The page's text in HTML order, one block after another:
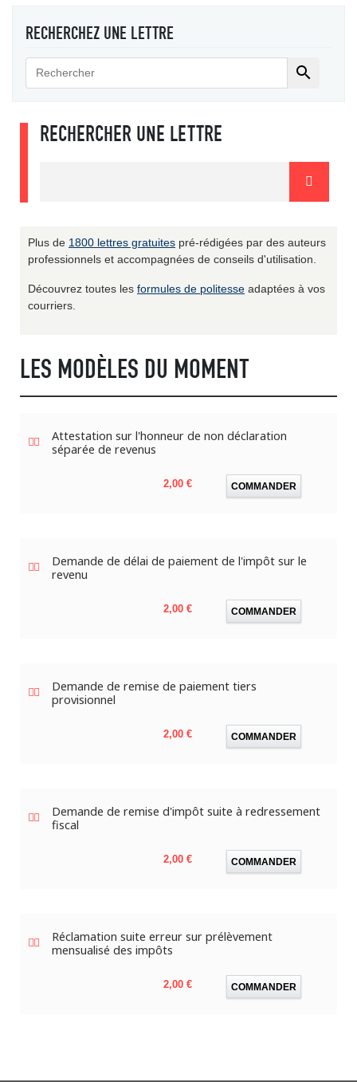
RECHERCHEZ UNE LETTRE

RECHERCHER UNE LETTRE
Plus de 1800 lettres gratuites pré-rédigées par des auteurs
professionnels et accompagnées de conseils d'utilisation.
Découvrez toutes les formules de politesse adaptées à vos
courriers.
LES MODÈLES DU MOMENT
Attestation sur l'honneur de non déclaration
séparée de revenus
Prix
2,00 € COMMANDER
Demande de délai de paiement de l'impôt sur le
revenu
Prix
2,00 € COMMANDER
Demande de remise de paiement tiers
provisionnel
Prix
2,00 € COMMANDER
Demande de remise d'impôt suite à redressement
fiscal
Prix
2,00 € COMMANDER
Réclamation suite erreur sur prélèvement
mensualisé des impôts
Prix
2,00 € COMMANDER